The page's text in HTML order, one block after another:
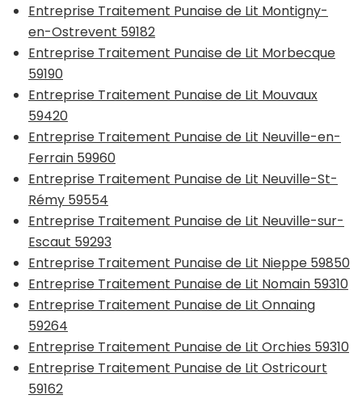
Entreprise Traitement Punaise de Lit Montigny-
en-Ostrevent 59182
Entreprise Traitement Punaise de Lit Morbecque
59190
Entreprise Traitement Punaise de Lit Mouvaux
59420
Entreprise Traitement Punaise de Lit Neuville-en-
Ferrain 59960
Entreprise Traitement Punaise de Lit Neuville-St-
Rémy 59554
Entreprise Traitement Punaise de Lit Neuville-sur-
Escaut 59293
Entreprise Traitement Punaise de Lit Nieppe 59850
Entreprise Traitement Punaise de Lit Nomain 59310
Entreprise Traitement Punaise de Lit Onnaing
59264
Entreprise Traitement Punaise de Lit Orchies 59310
Entreprise Traitement Punaise de Lit Ostricourt
59162